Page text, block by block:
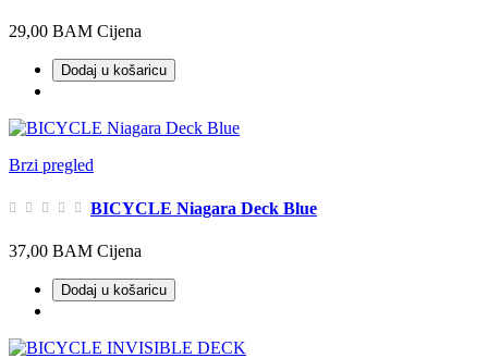
29,00 BAM Cijena
Dodaj u košaricu
Brzi pregled
BICYCLE Niagara Deck Blue
37,00 BAM Cijena
Dodaj u košaricu